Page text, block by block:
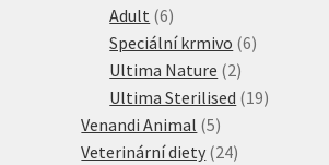
produktů
Adult 66
produktů
Speciální krmivo 66
Ultima Nature 22
produkty
Ultima Sterilised 1919
Venandi Animal 55
produktů
Veterinární diety 2424